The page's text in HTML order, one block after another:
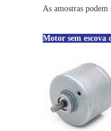
As amostras podem
Motor sem